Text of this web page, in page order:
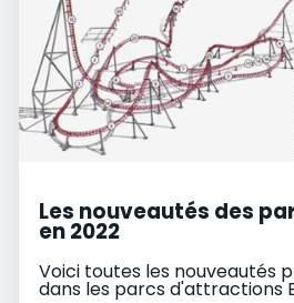
Les nouveautés des
en 2022
Voici toutes les nouveautés
dans les parcs d'attractions